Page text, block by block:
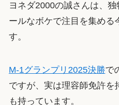
ヨネダ2000の誠さんは、
ールなボケで注目を集める
す。
M-1グランプリ2025決勝で
ですが、実は理容師免許を
も持っています。